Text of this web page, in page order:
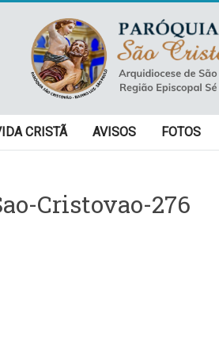
CRISTÃ AVISOS FOTOS
Cristovao-276